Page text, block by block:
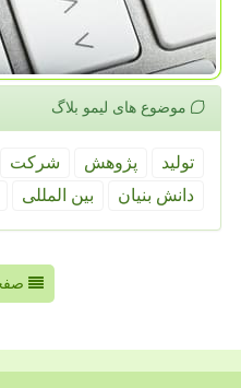
موضوع های لیمو بلاگ
تولید پژوهش شركت
دانش بنیان
بین المللی